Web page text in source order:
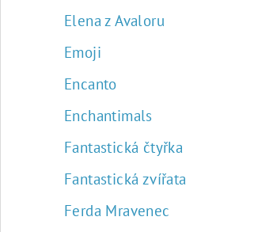
Elena z Avaloru
Emoji
Encanto
Enchantimals
Fantastická čtyřka
Fantastická zvířata
Ferda Mravenec